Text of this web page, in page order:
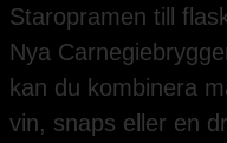
Staropramen till
Nya
kan du kombinera
vin, snaps eller en